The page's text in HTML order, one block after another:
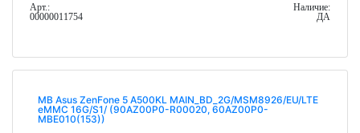
Арт.:
00000011754
Наличие:
ДА
MB Asus ZenFone 5 A500KL MAIN_BD_2G/MSM8926/EU/LTE
eMMC 16G/S1/ (90AZ00P0-R00020, 60AZ00P0-
MBE010(153))